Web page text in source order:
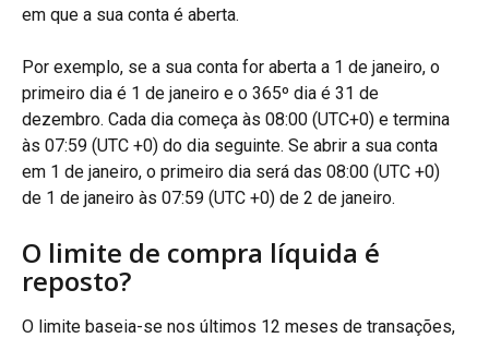
em que a sua conta é aberta.
Por exemplo, se a sua conta for aberta a 1 de janeiro, o
primeiro dia é 1 de janeiro e o 365º dia é 31 de
dezembro. Cada dia começa às 08:00 (UTC+0) e termina
às 07:59 (UTC +0) do dia seguinte. Se abrir a sua conta
em 1 de janeiro, o primeiro dia será das 08:00 (UTC +0)
de 1 de janeiro às 07:59 (UTC +0) de 2 de janeiro.
O limite de compra líquida é
reposto?
O limite baseia-se nos últimos 12 meses de transações,